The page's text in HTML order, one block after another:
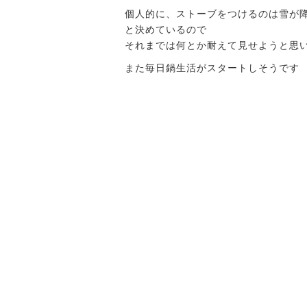
個人的に、ストーブをつけるのは雪が
と決めているので
それまでは何とか耐えて見せようと思
また毎日鍋生活がスタートしそうです